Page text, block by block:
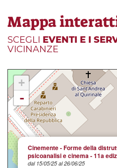
Mappa
SCEGLI EVENTI E I
VICINANZE
Cinemente - Forme della
psicoanalisi e cinema - 11a
dal 15/05/25 al 26/06/25
+
-